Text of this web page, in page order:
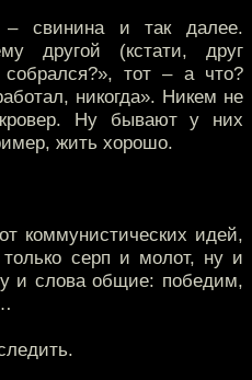
свинина и так далее.
другой (кстати, друг
тот – а что?
никогда». Никем не
Ну бывают у них
жить хорошо.
коммунистических идей,
серп и молот, ну и
и слова общие: победим,